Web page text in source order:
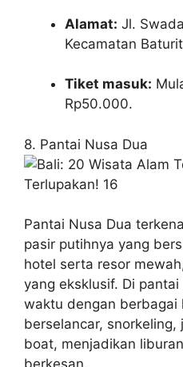
Alamat: Jl.
Kecamatan
Tiket masuk:
Rp50.000.
8. Pantai Nusa Dua
Pantai Nusa Dua
pasir putihnya yang
hotel serta resor
yang eksklusif. Di
waktu dengan berbagai
berselancar,
boat, menjadikan
berkesan.